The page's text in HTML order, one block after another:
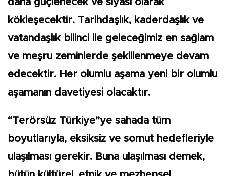
daha güçlenecek ve siyasi olarak
kökleşecektir. Tarihdaşlık, kaderdaşlık ve
vatandaşlık bilinci ile geleceğimiz en sağlam
ve meşru zeminlerde şekillenmeye devam
edecektir. Her olumlu aşama yeni bir olumlu
aşamanın davetiyesi olacaktır.
“Terörsüz Türkiye”ye sahada tüm
boyutlarıyla, eksiksiz ve somut hedefleriyle
ulaşılması gerekir. Buna ulaşılması demek,